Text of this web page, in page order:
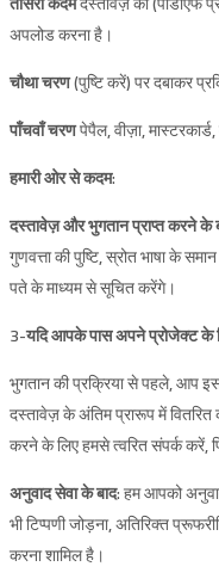
अपलोड करना है।
चौथा चरण(पुष्टि करें) पर दबाकर
पाँचवाँ चरणपेपैल, वीज़ा,
हमारी ओर से कदम:
दस्तावेज़ और भुगतान प्राप्त करने के
गुणवत्ता की पुष्टि, स्रोत भाषा के
पते के माध्यम से सूचित करेंगे।
3-यदि आपके पास अपने प्रोजेक्ट के
भुगतान की प्रक्रिया से पहले, आप
दस्तावेज़ के अंतिम प्रारूप में
करने के लिए हमसे त्वरित संपर्क
अनुवाद सेवा के बाद: हम आपको
भी टिप्पणी जोड़ना, अतिरिक्त
करना शामिल है।